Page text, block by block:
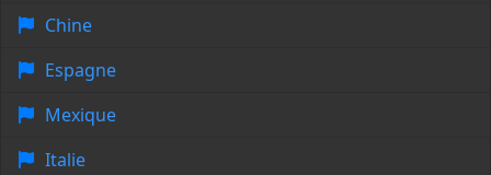
Chine
Espagne
Mexique
Italie